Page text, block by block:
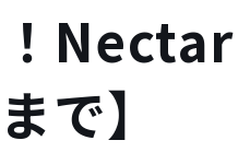
で】